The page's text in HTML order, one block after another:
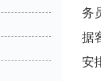
务
据
安